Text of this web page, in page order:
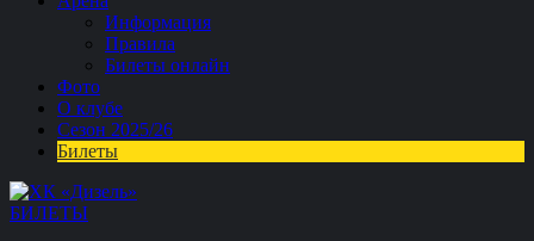
Информация
Правила
Билеты онлайн
Фото
О клубе
Сезон 2025/26
Билеты
БИЛЕТЫ